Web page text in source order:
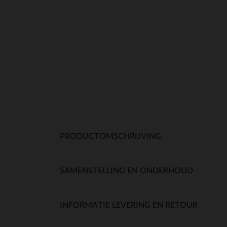
PRODUCTOMSCHRIJVING
SAMENSTELLING EN ONDERHOUD
INFORMATIE LEVERING EN RETOUR